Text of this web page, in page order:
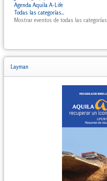
Agenda Aquila A-Life
Todas las categorías...
Mostrar eventos de todas las categorías
Layman